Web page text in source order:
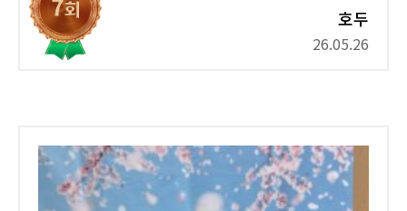
호두
26.05.26